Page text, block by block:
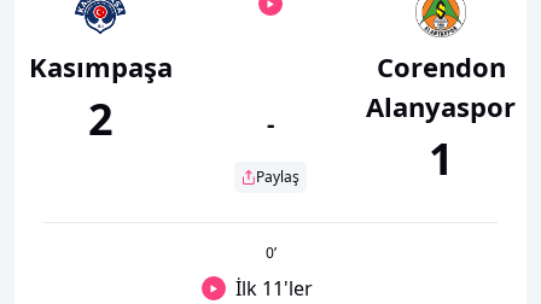
Kasımpaşa
2 -
Paylaş
Corendon
Alanyaspor
1
0’
İlk 11'ler